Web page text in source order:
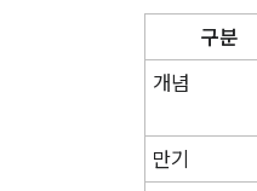
구분
개념
만기